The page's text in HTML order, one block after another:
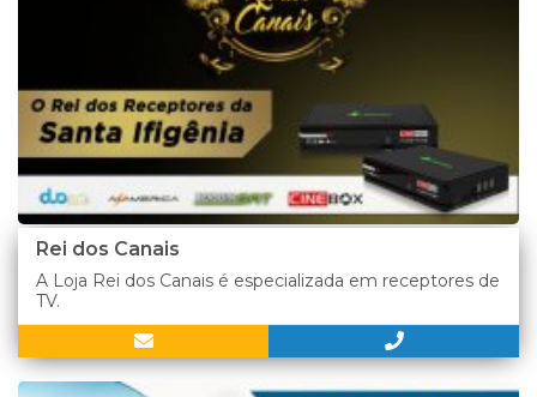
Rei dos Canais
A Loja Rei dos Canais é especializada em receptores de
TV.